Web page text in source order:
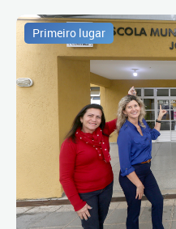
Primeiro lugar